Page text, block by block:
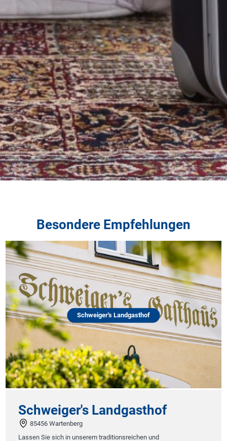
Besondere Empfehlungen
Schweiger's Landgasthof
Schweiger's Landgasthof
85456 Wartenberg
Lassen Sie sich in unserem traditionsreichen und